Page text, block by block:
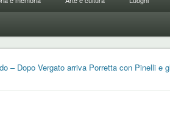
– Dopo Vergato arriva Porretta con Pinelli e